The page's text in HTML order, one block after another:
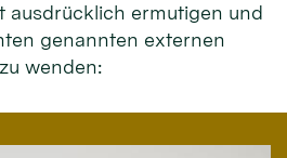
ausdrücklich ermutigen und
genannten externen
wenden: